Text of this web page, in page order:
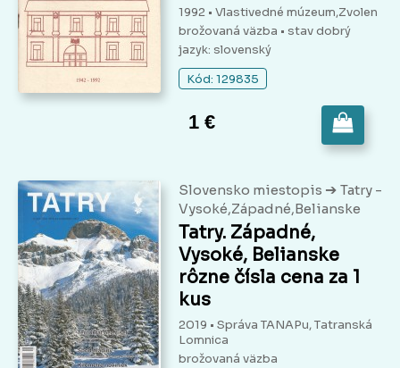
1992 • Vlastivedné múzeum,Zvolen
brožovaná väzba • stav dobrý
jazyk: slovenský
Kód: 129835
1 €
Slovensko miestopis ➔ Tatry -
Vysoké,Západné,Belianske
Tatry. Západné,
Vysoké, Belianske
rôzne čísla cena za 1
kus
2019 • Správa TANAPu, Tatranská
Lomnica
brožovaná väzba